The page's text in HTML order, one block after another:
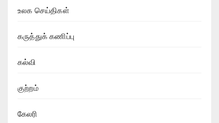
உலக செய்திகள்
கருத்துக் கணிப்பு
கல்வி
குற்றம்
கேலரி